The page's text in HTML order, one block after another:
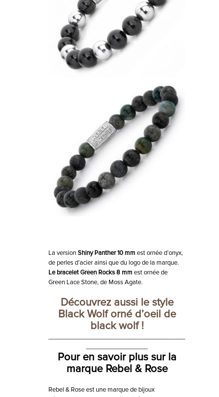
La versionShiny Panther 10 mm est ornée d’onyx,
de perles d’acier ainsi que du logo de la marque.
Le bracelet Green Rocks 8 mm est ornée de
Green Lace Stone, de Moss Agate.
Découvrez aussi le style
Black Wolforné d’oeil de
black wolf !
Pour en savoir plus sur la
marque Rebel & Rose
Rebel & Rose est une marque de bijoux